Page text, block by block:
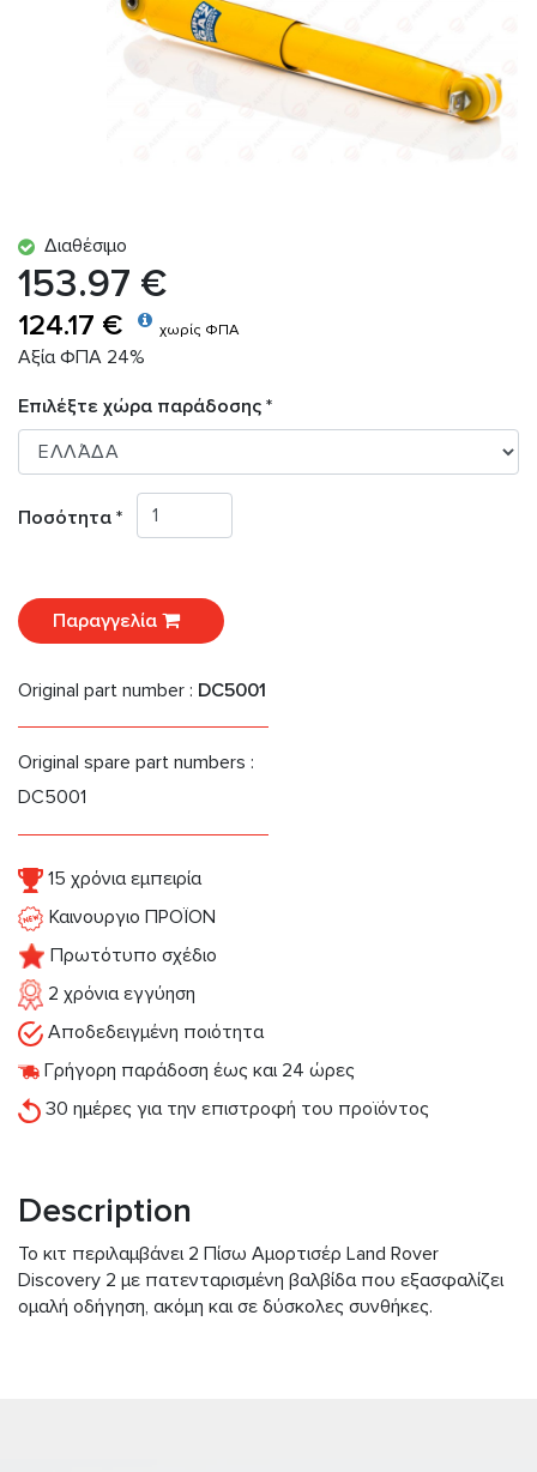
Διαθέσιμο
153.97 €
124.17 € χωρίς ΦΠΑ
Αξία ΦΠΑ 24%
Επιλέξτε χώρα παράδοσης *
Ποσότητα *
Παραγγελία
Original part number : DC5001
Original spare part numbers :
DC5001
15 χρόνια εμπειρία
Καινουργιο ΠΡΟΪΟΝ
Πρωτότυπο σχέδιο
2 χρόνια εγγύηση
Αποδεδειγμένη ποιότητα
Γρήγορη παράδοση έως και 24 ώρες
30 ημέρες για την επιστροφή του προϊόντος
Description
Το κιτ περιλαμβάνει 2 Πίσω Αμορτισέρ Land Rover
Discovery 2 με πατενταρισμένη βαλβίδα που εξασφαλίζει
ομαλή οδήγηση, ακόμη και σε δύσκολες συνθήκες.